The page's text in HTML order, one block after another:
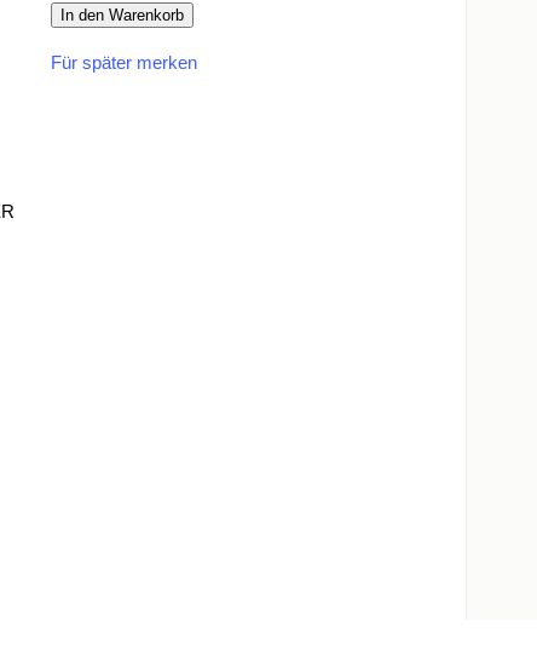
In den Warenkorb
Für später merken